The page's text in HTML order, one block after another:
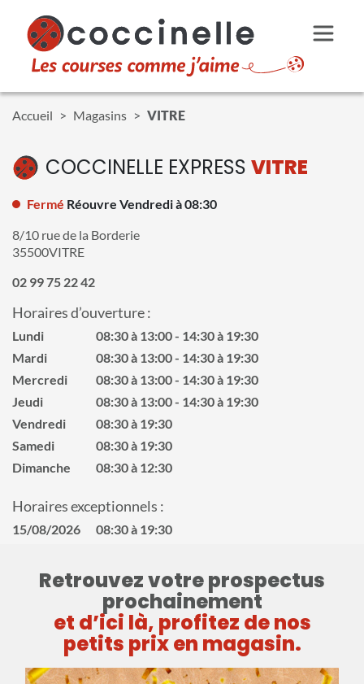
Accueil Magasins VITRE
COCCINELLE EXPRESS VITRE
Fermé Réouvre Vendredi à 08:30
8/10 rue de la Borderie
35500VITRE
02 99 75 22 42
Horaires d’ouverture :
Lundi 08:30 à 13:00
14:30 à 19:30
Mardi
08:30 à 13:00
14:30 à 19:30
Mercredi
08:30 à 13:00
14:30 à 19:30
Jeudi
08:30 à 13:00
14:30 à 19:30
Vendredi
08:30 à 19:30
Samedi
08:30 à 19:30
Dimanche
08:30 à 12:30
Horaires exceptionnels :
15/08/2026 08:30 à 19:30
Retrouvez votre prospectus
prochainement
et d’ici là, profitez de nos
petits prix en magasin.